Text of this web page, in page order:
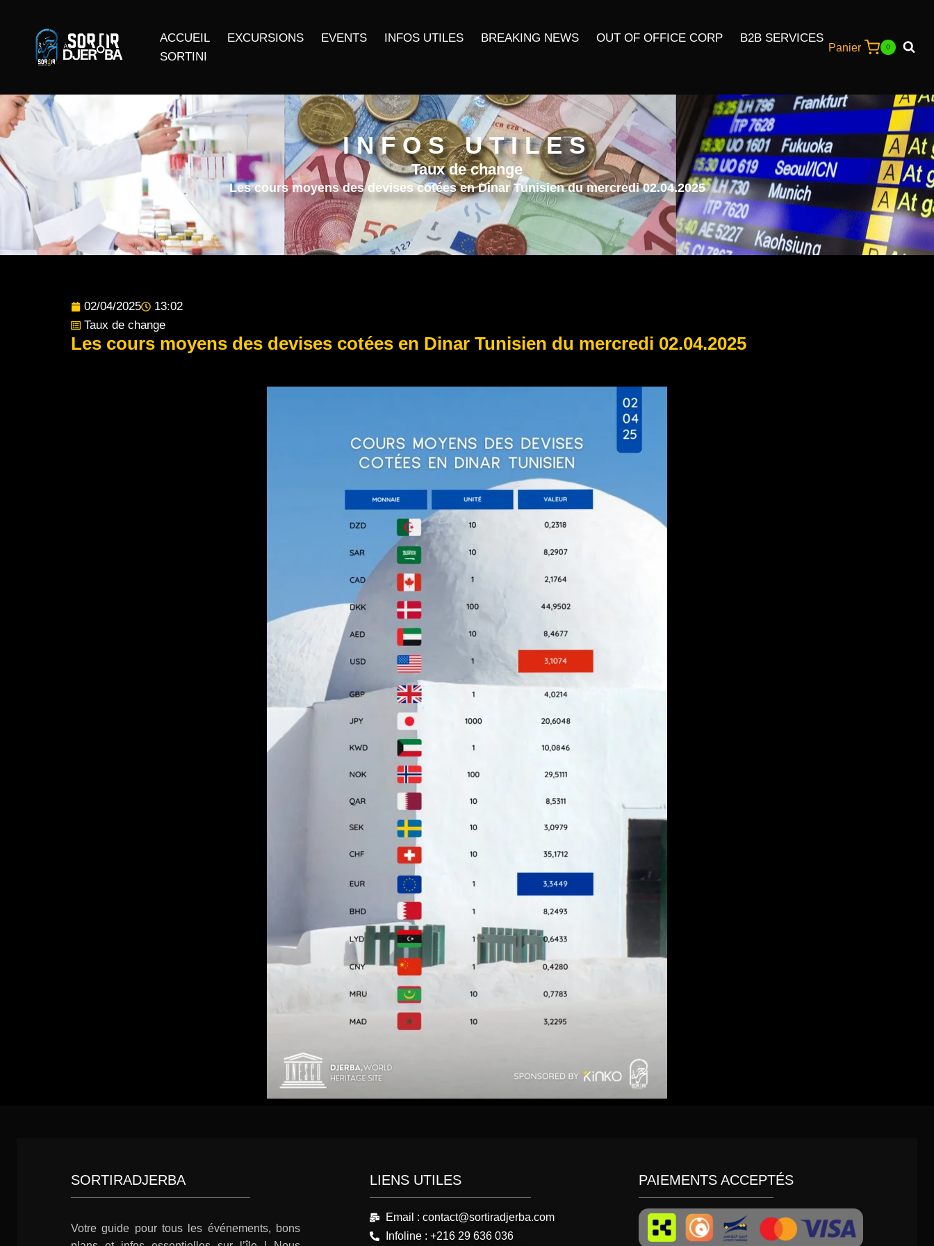
ACCUEIL EXCURSIONS EVENTS INFOS UTILES BREAKING NEWS OUT OF OFFICE CORP
B2B SERVICES
SORTINI
Panier 0
INFOS UTILES
Taux de change
Les cours moyens des devises cotées en Dinar Tunisien du mercredi 02.04.2025
02/04/2025
13:02
Taux de change
Les cours moyens des devises cotées en Dinar Tunisien du mercredi 02.04.2025
SORTIRADJERBA
Votre guide pour tous les événements, bons
LIENS UTILES
Email : contact@sortiradjerba.com
Infoline : +216 29 636 036
PAIEMENTS ACCEPTÉS